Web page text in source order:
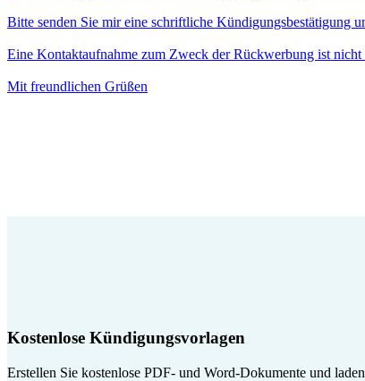
Bitte senden Sie mir eine schriftliche Kündigungsbestätigung
Eine Kontaktaufnahme zum Zweck der Rückwerbung ist nicht
Mit freundlichen Grüßen
Kostenlose Kündigungsvorlagen
Erstellen Sie kostenlose PDF- und Word-Dokumente und